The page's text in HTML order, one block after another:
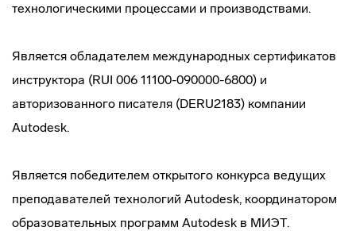
технологическими процессами и производствами.
Является обладателем международных сертификатов
инструктора (RUI 006 11100-090000-6800) и
авторизованного писателя (DERU2183) компании
Autodesk.
Является победителем открытого конкурса ведущих
преподавателей технологий Autodesk, координатором
образовательных программ Autodesk в МИЭТ.